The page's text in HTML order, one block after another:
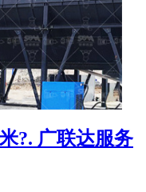
?. 广联达服务